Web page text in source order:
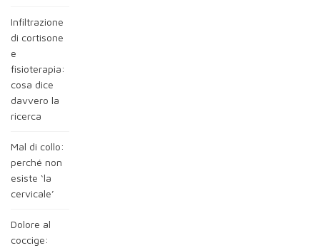
Infiltrazione
di cortisone
e
fisioterapia:
cosa dice
davvero la
ricerca
Mal di collo:
perché non
esiste ‘la
cervicale’
Dolore al
coccige: